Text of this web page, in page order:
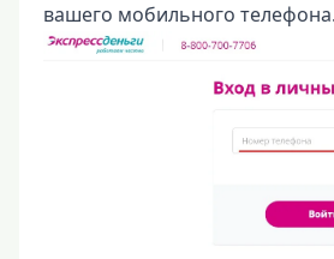
вашего мобильного телефона.